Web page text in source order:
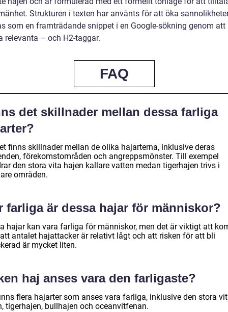
Strukturen i texten har använts för att öka
som en framträdande snippet i en Google-sökning genom att
relevanta – och H2-taggar.
FAQ
det skillnader mellan dessa farliga
finns skillnader mellan de olika hajarterna, inklusive deras
förekomstområden och angreppsmönster. Till exempel
den stora vita hajen kallare vatten medan tigerhajen trivs i
områden.
farliga är dessa hajar för människor?
hajar kan vara farliga för människor, men det är viktigt att
antalet hajattacker är relativt lågt och att risken för att bli
är mycket liten.
haj anses vara den farligaste?
flera hajarter som anses vara farliga, inklusive den stora
tigerhajen, bullhajen och oceanvitfenan.